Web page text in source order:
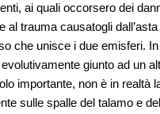
ai quali occorsero dei
al trauma causatogli
che unisce i due emisferi.
giunto ad un
importante, non è in realtà
sulle spalle del talamo e